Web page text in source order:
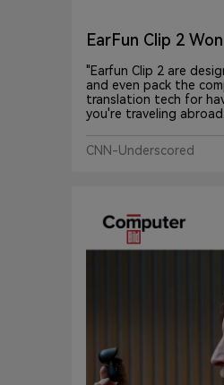
EarFun Clip 2
"Earfun Clip 2 are
and even pack the
translation tech for
you're traveling
CNN-Underscored